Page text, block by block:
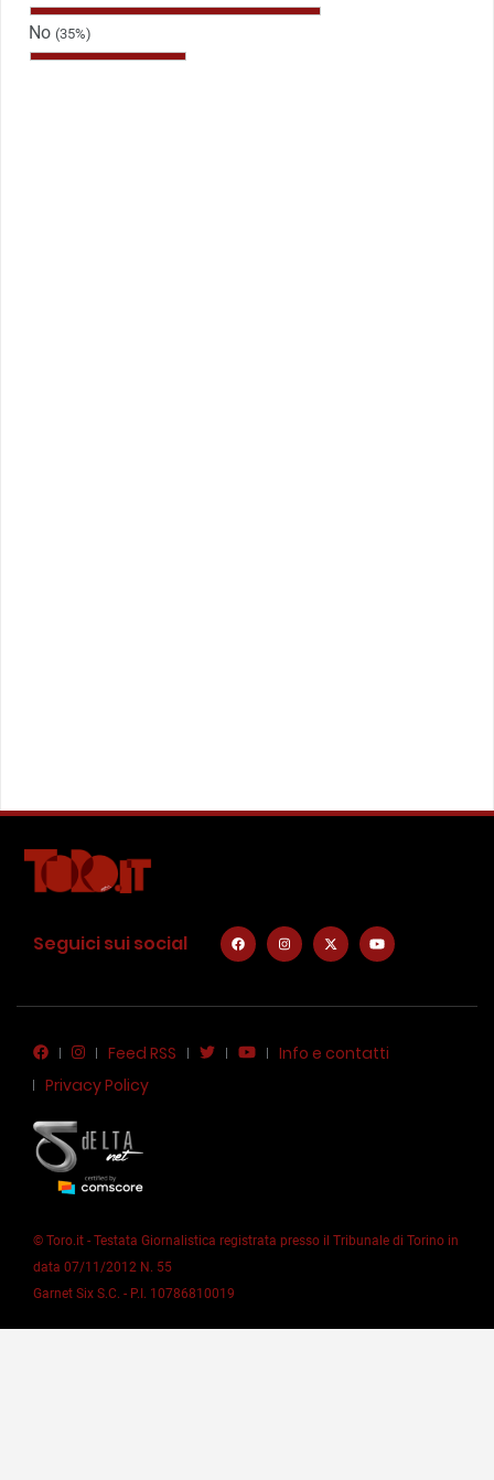
No (35%)
Seguici sui social
Feed RSS
Info e contatti
Privacy Policy
© Toro.it - Testata Giornalistica registrata presso il Tribunale di Torino in
data 07/11/2012 N. 55
Garnet Six S.C. - P.I. 10786810019